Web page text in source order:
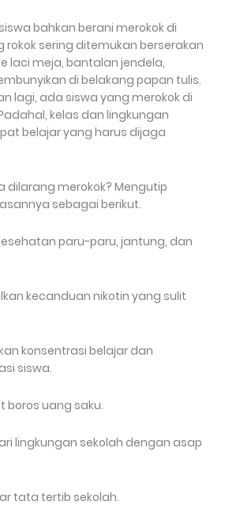
bahkan berani merokok di
rokok sering ditemukan berserakan
laci meja, bantalan jendela,
di belakang papan tulis.
lagi, ada siswa yang merokok di
kelas dan lingkungan
belajar yang harus dijaga
dilarang merokok? Mengutip
sebagai berikut.
paru-paru, jantung, dan
kecanduan nikotin yang sulit
konsentrasi belajar dan
siswa.
boros uang saku.
lingkungan sekolah dengan asap
tata tertib sekolah.